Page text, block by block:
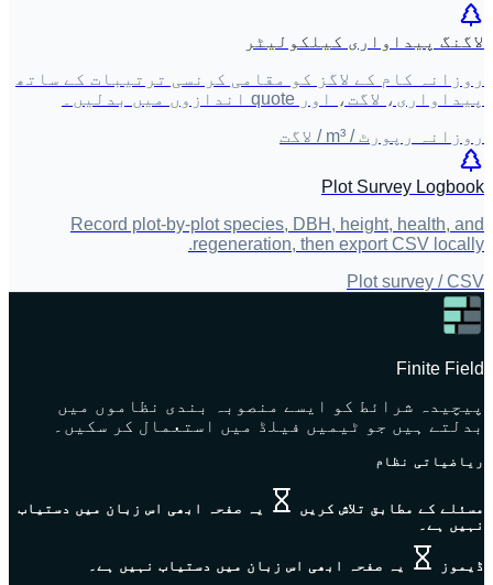
لاگنگ پیداواری کیلکولیٹر
روزانہ کام کے لاگز کو مقامی کرنسی ترتیبات کے ساتھ
پیداواری، لاگت، اور quote اندازوں میں بدلیں۔
روزانہ رپورٹ / m³ / لاگت
Plot Survey Logbook
Record plot-by-plot species, DBH, height, health, and
regeneration, then export CSV locally.
Plot survey / CSV
Finite Field
پیچیدہ شرائط کو ایسے منصوبہ بندی نظاموں میں
بدلتے ہیں جو ٹیمیں فیلڈ میں استعمال کر سکیں۔
ریاضیاتی نظام
مسئلے کے مطابق تلاش کریں
یہ صفحہ ابھی اس زبان میں دستیاب
نہیں ہے۔
ڈیموز یہ صفحہ ابھی اس زبان میں دستیاب نہیں ہے۔